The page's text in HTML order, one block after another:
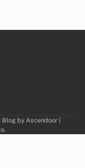
Blog by Ascendoor
.